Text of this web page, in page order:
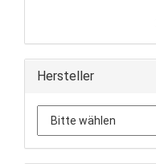
Hersteller